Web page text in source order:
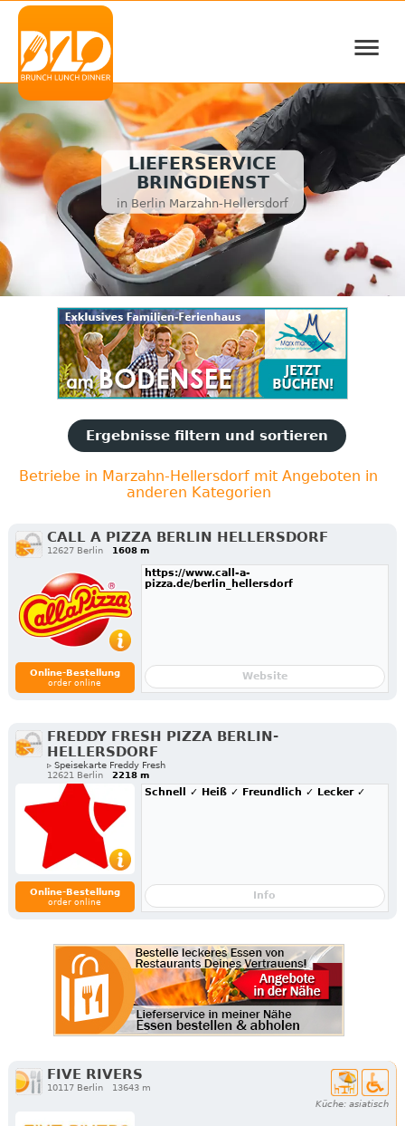
≡
LIEFERSERVICE
BRINGDIENST
in Berlin Marzahn-Hellersdorf
Ergebnisse filtern und sortieren
Betriebe in Marzahn-Hellersdorf mit Angeboten in
anderen Kategorien
CALL A PIZZA BERLIN HELLERSDORF
12627 Berlin 1608 m
Online-Bestellung
order online
https://www.call-a-
pizza.de/berlin_hellersdorf
Website
FREDDY FRESH PIZZA BERLIN-
HELLERSDORF
▹ Speisekarte Freddy Fresh
12621 Berlin
2218 m
Online-Bestellung
order online
Schnell ✓ Heiß ✓ Freundlich ✓ Lecker ✓
Info
FIVE RIVERS
10117 Berlin
13643 m
Küche: asiatisch